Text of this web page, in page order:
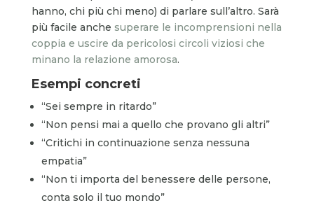
hanno, chi più chi meno) di parlare sull’altro. Sarà
più facile anche superare le incomprensioni nella
coppia e uscire da pericolosi circoli viziosi che
minano la relazione amorosa.
Esempi concreti
“Sei sempre in ritardo”
“Non pensi mai a quello che provano gli altri”
“Critichi in continuazione senza nessuna
empatia”
“Non ti importa del benessere delle persone,
conta solo il tuo mondo”